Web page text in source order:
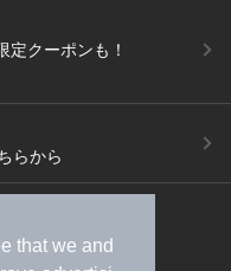
that we and
定クーポンも！
らから
広告出稿のご案内